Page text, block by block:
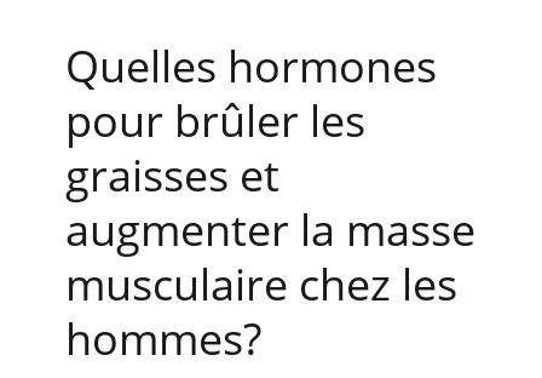
Quelles hormones
pour brûler les
graisses et
augmenter la masse
musculaire chez les
hommes?